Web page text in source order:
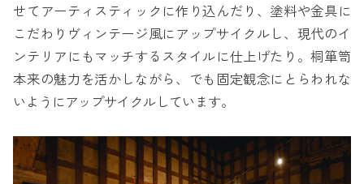
せてアーティスティックに作り込んだり、塗料や金具に
こだわりヴィンテージ風にアップサイクルし、現代のイ
ンテリアにもマッチするスタイルに仕上げたり。桐箪笥
本来の魅力を活かしながら、でも固定観念にとらわれな
いようにアップサイクルしています。